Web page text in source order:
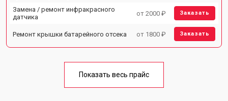
Замена / ремонт инфракрасного
датчика
от 2000 ₽ Заказать
Ремонт крышки батарейного отсека от 1800 ₽ Заказать
Показать весь прайс